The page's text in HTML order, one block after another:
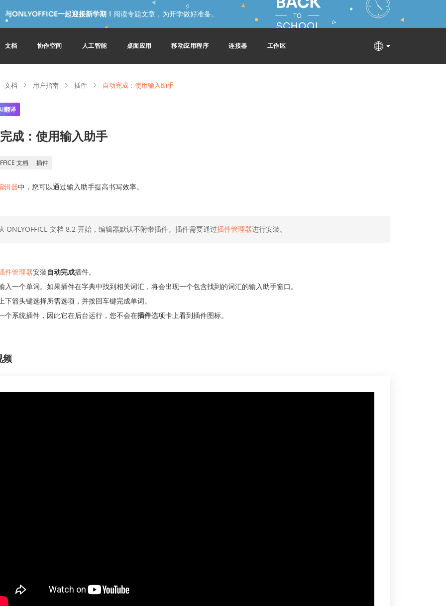
与ONLYOFFICE一起迎接新学期！ 阅读专题文章，为开学做好准备。
文档 协作空间 人工智能 桌面应用 移动应用程序 连接器 工作区
文档 用户指南 插件 自动完成：使用输入助手
翻译
成：使用输入助手
文档 插件
辑器中，您可以通过输入助手提高书写效率。
ONLYOFFICE 文档 8.2 开始，编辑器默认不附带插件。插件需要通过插件管理器进行安装。
件管理器安装自动完成插件。
入一个单词。如果插件在字典中找到相关词汇，将会出现一个包含找到的词汇的输入助手窗口。
下箭头键选择所需选项，并按回车键完成单词。
个系统插件，因此它在后台运行，您不会在插件选项卡上看到插件图标。
频